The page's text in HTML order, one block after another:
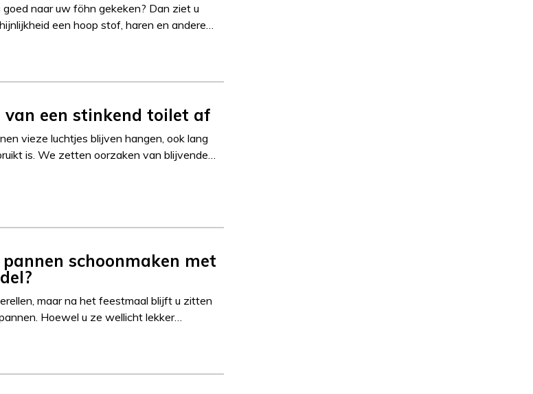
naar uw föhn gekeken? Dan ziet u
een hoop stof, haren en andere…
van een stinkend toilet af
vieze luchtjes blijven hangen, ook lang
is. We zetten oorzaken van blijvende…
schoonmaken met
maar na het feestmaal blijft u zitten
Hoewel u ze wellicht lekker…